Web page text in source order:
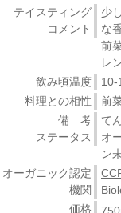
テイスティング
コメント
少
な
前
レ
飲み頃温度
料理との相性
前
備 考
て
ステータス
オ
ン
オーガニック認定
機関
価格